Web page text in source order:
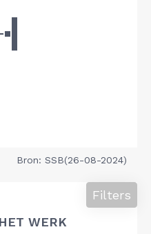
Bron: SSB(26-08-2024)
WERK
Filters